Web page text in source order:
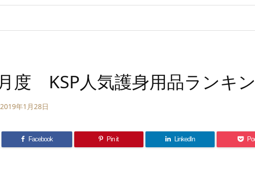
度 KSP人気護身用品ランキ
2019年1月28日
Facebook Pin it LinkedIn